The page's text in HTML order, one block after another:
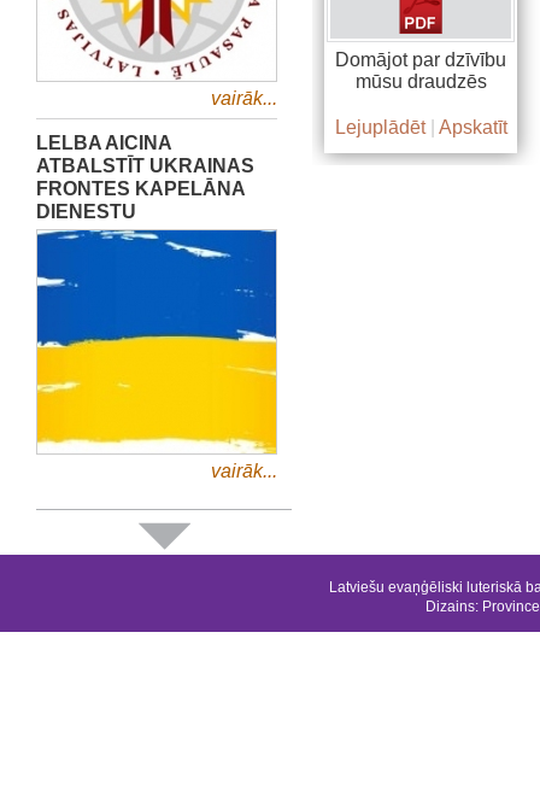
vairāk...
LELBA AICINA
ATBALSTĪT UKRAINAS
FRONTES KAPELĀNA
DIENESTU
vairāk...
Domājot par dzīvību
mūsu draudzēs
Lejuplādēt| Apskatīt
Latviešu evaņģēliski luteriskā
Dizains: